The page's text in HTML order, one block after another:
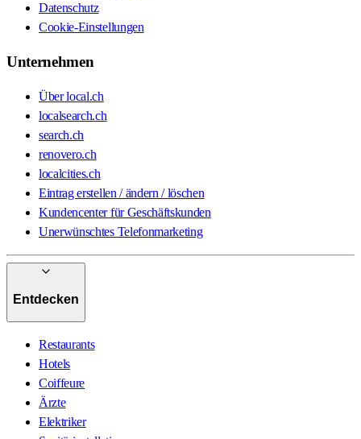
Datenschutz
Cookie-Einstellungen
Unternehmen
Über local.ch
localsearch.ch
search.ch
renovero.ch
localcities.ch
Eintrag erstellen / ändern / löschen
Kundencenter für Geschäftskunden
Unerwünschtes Telefonmarketing
Entdecken
Restaurants
Hotels
Coiffeure
Ärzte
Elektriker